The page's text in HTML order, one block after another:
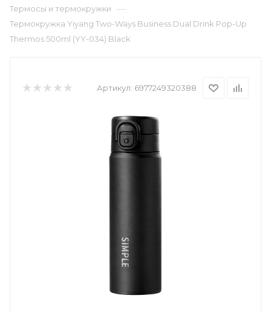
Термосы и термокружки —
Термокружка Yiyang Two-Ways Business Dual Drink Pop-Up
Thermos 500ml (YY-034) Black
Артикул: 6977249320388